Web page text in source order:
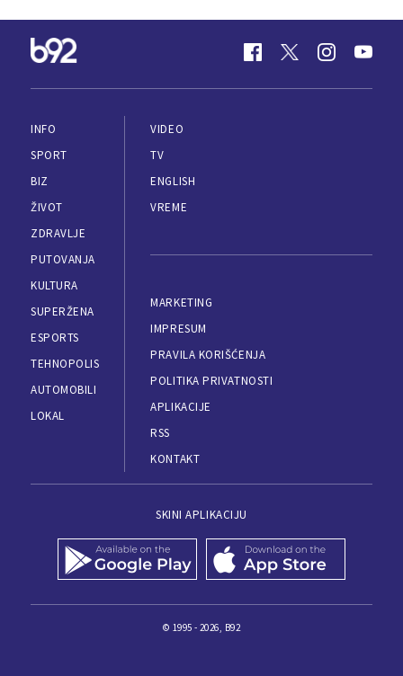
INFO
SPORT
BIZ
ŽIVOT
ZDRAVLJE
PUTOVANJA
KULTURA
SUPERŽENA
ESPORTS
TEHNOPOLIS
AUTOMOBILI
LOKAL
VIDEO
TV
ENGLISH
VREME
MARKETING
IMPRESUM
PRAVILA KORIŠĆENJA
POLITIKA PRIVATNOSTI
APLIKACIJE
RSS
KONTAKT
SKINI APLIKACIJU
© 1995 - 2026, B92